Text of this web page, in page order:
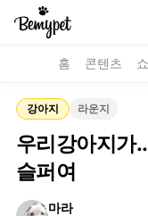
홈 콘텐츠
강아지 라운지
우리강아지가
슬퍼여
마라